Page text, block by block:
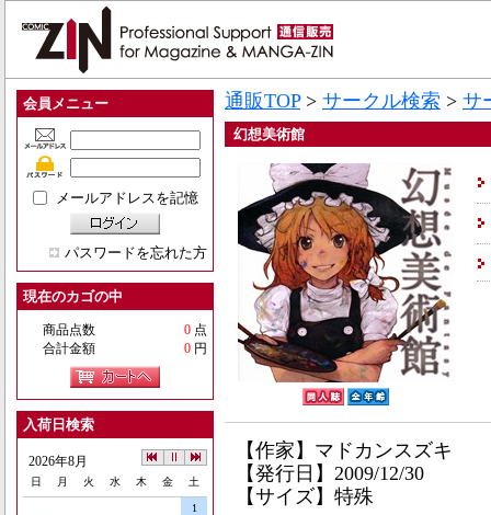
会員メニュー
メールアドレスを記憶
パスワードを忘れた方
現在のカゴの中
商品点数 0 点
合計金額
0 円
入荷日検索
2026年8月
日 月 火 水 木 金 土
1
通販TOP> サークル検索 > サ
幻想美術館
【作家】マドカンスズキ
【発行日】2009/12/30
【サイズ】特殊